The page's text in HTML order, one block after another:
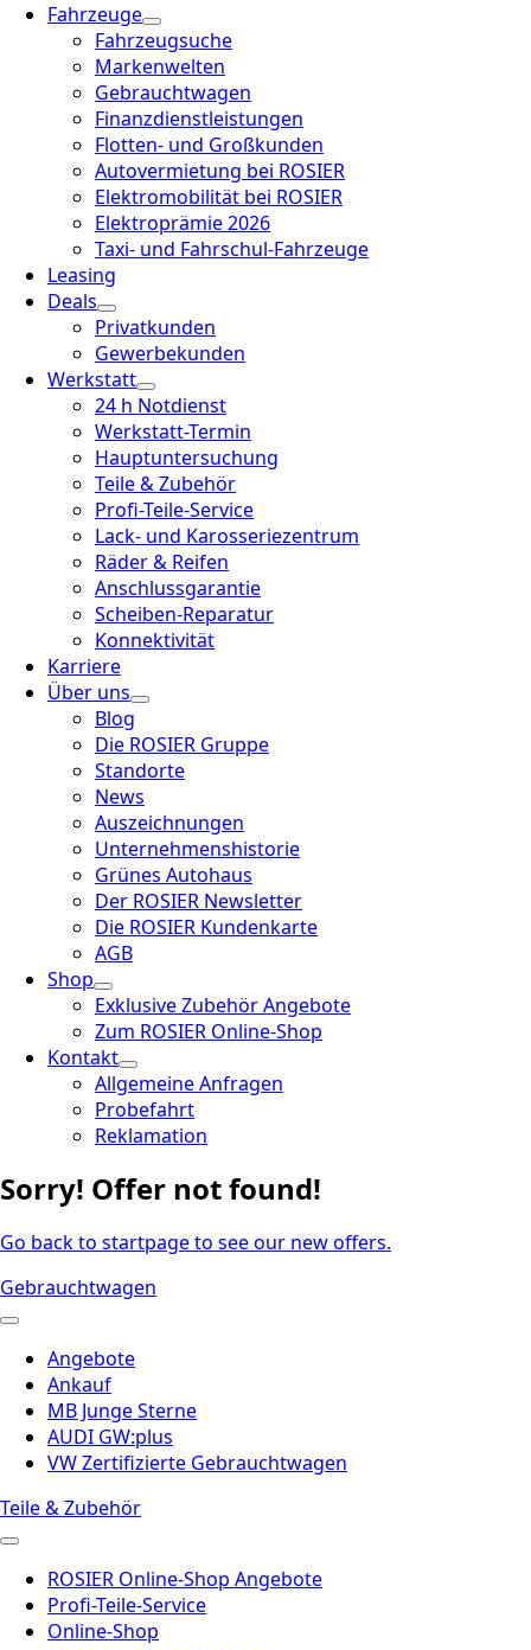
Fahrzeuge
Fahrzeugsuche
Markenwelten
Gebrauchtwagen
Finanzdienstleistungen
Flotten- und Großkunden
Autovermietung bei ROSIER
Elektromobilität bei ROSIER
Elektroprämie 2026
Taxi- und Fahrschul-Fahrzeuge
Leasing
Deals
Privatkunden
Gewerbekunden
Werkstatt
24 h Notdienst
Werkstatt-Termin
Hauptuntersuchung
Teile & Zubehör
Profi-Teile-Service
Lack- und Karosseriezentrum
Räder & Reifen
Anschlussgarantie
Scheiben-Reparatur
Konnektivität
Karriere
Über uns
Blog
Die ROSIER Gruppe
Standorte
News
Auszeichnungen
Unternehmenshistorie
Grünes Autohaus
Der ROSIER Newsletter
Die ROSIER Kundenkarte
AGB
Shop
Exklusive Zubehör Angebote
Zum ROSIER Online-Shop
Kontakt
Allgemeine Anfragen
Probefahrt
Reklamation
Sorry! Offer not found!
Go back to startpage to see our new offers.
Gebrauchtwagen
Angebote
Ankauf
MB Junge Sterne
AUDI GW:plus
VW Zertifizierte Gebrauchtwagen
Teile & Zubehör
ROSIER Online-Shop Angebote
Profi-Teile-Service
Online-Shop